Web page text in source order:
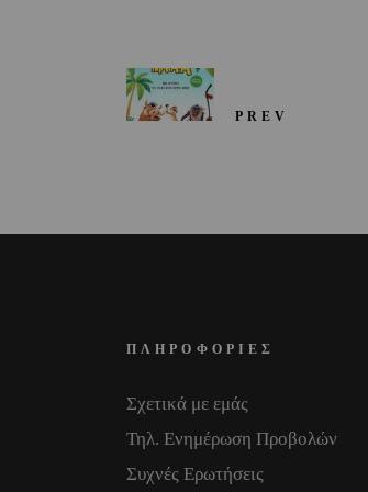
PREV
ΠΛΗΡΟΦΟΡΙΕΣ
Σχετικά με εμάς
Τηλ. Ενημέρωση Προβολών
Συχνές Ερωτήσεις